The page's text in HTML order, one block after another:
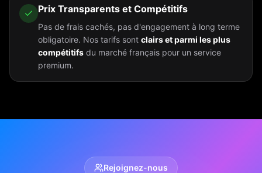
Prix Transparents et Compétitifs
Pas de frais cachés, pas d'engagement à long terme
obligatoire. Nos tarifs sont clairs et parmi les plus
compétitifs du marché français pour un service
premium.
Rejoignez-nous